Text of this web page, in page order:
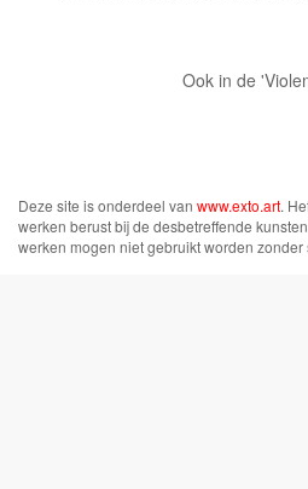
Ook in de
Deze site is onderdeel van www.exto.art.
werken berust bij de desbetreffende
werken mogen niet gebruikt worden zonder